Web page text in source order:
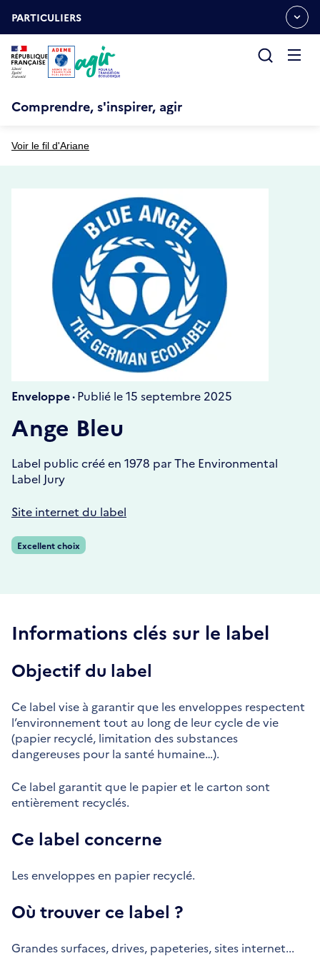
auOUVRIR
LE
MENU
ESPACE
PARTICULIERS
Comprendre, s'inspirer, agir
Voir le fil d'Ariane
Enveloppe ·Publié le 15 septembre 2025
Ange Bleu
Label public créé en 1978 par The Environmental
Label Jury
Site internet du label
Excellent choix
Informations clés sur le label
Objectif du label
Ce label vise à garantir que les enveloppes respectent
l’environnement tout au long de leur cycle de vie
(papier recyclé, limitation des substances
dangereuses pour la santé humaine…).
Ce label garantit que le papier et le carton sont
entièrement recyclés.
Ce label concerne
Les enveloppes en papier recyclé.
Où trouver ce label ?
Grandes surfaces, drives, papeteries, sites internet...